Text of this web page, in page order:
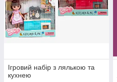
Ігровий набір з лялькою та
кухнею